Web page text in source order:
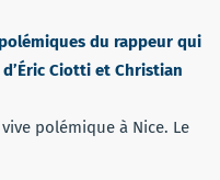
du rappeur qui
Ciotti et Christian
polémique à Nice. Le